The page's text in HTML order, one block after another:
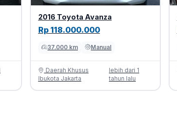
2016 Toyota Avanza
Rp 118.000.000
37.000 km Manual
Daerah Khusus
Ibukota Jakarta
lebih dari 1
tahun lalu